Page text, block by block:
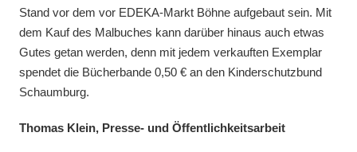
Stand vor dem vor EDEKA-Markt Böhne aufgebaut sein. Mit
dem Kauf des Malbuches kann darüber hinaus auch etwas
Gutes getan werden, denn mit jedem verkauften Exemplar
spendet die Bücherbande 0,50 € an den Kinderschutzbund
Schaumburg.
Thomas Klein, Presse- und Öffentlichkeitsarbeit